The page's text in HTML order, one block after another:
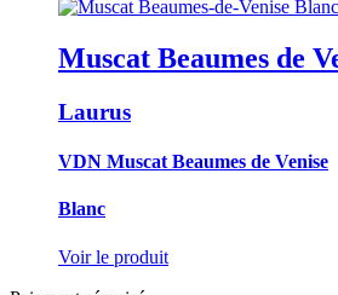
Muscat Beaumes de
Laurus
VDN Muscat Beaumes de Venise
Blanc
Voir le produit